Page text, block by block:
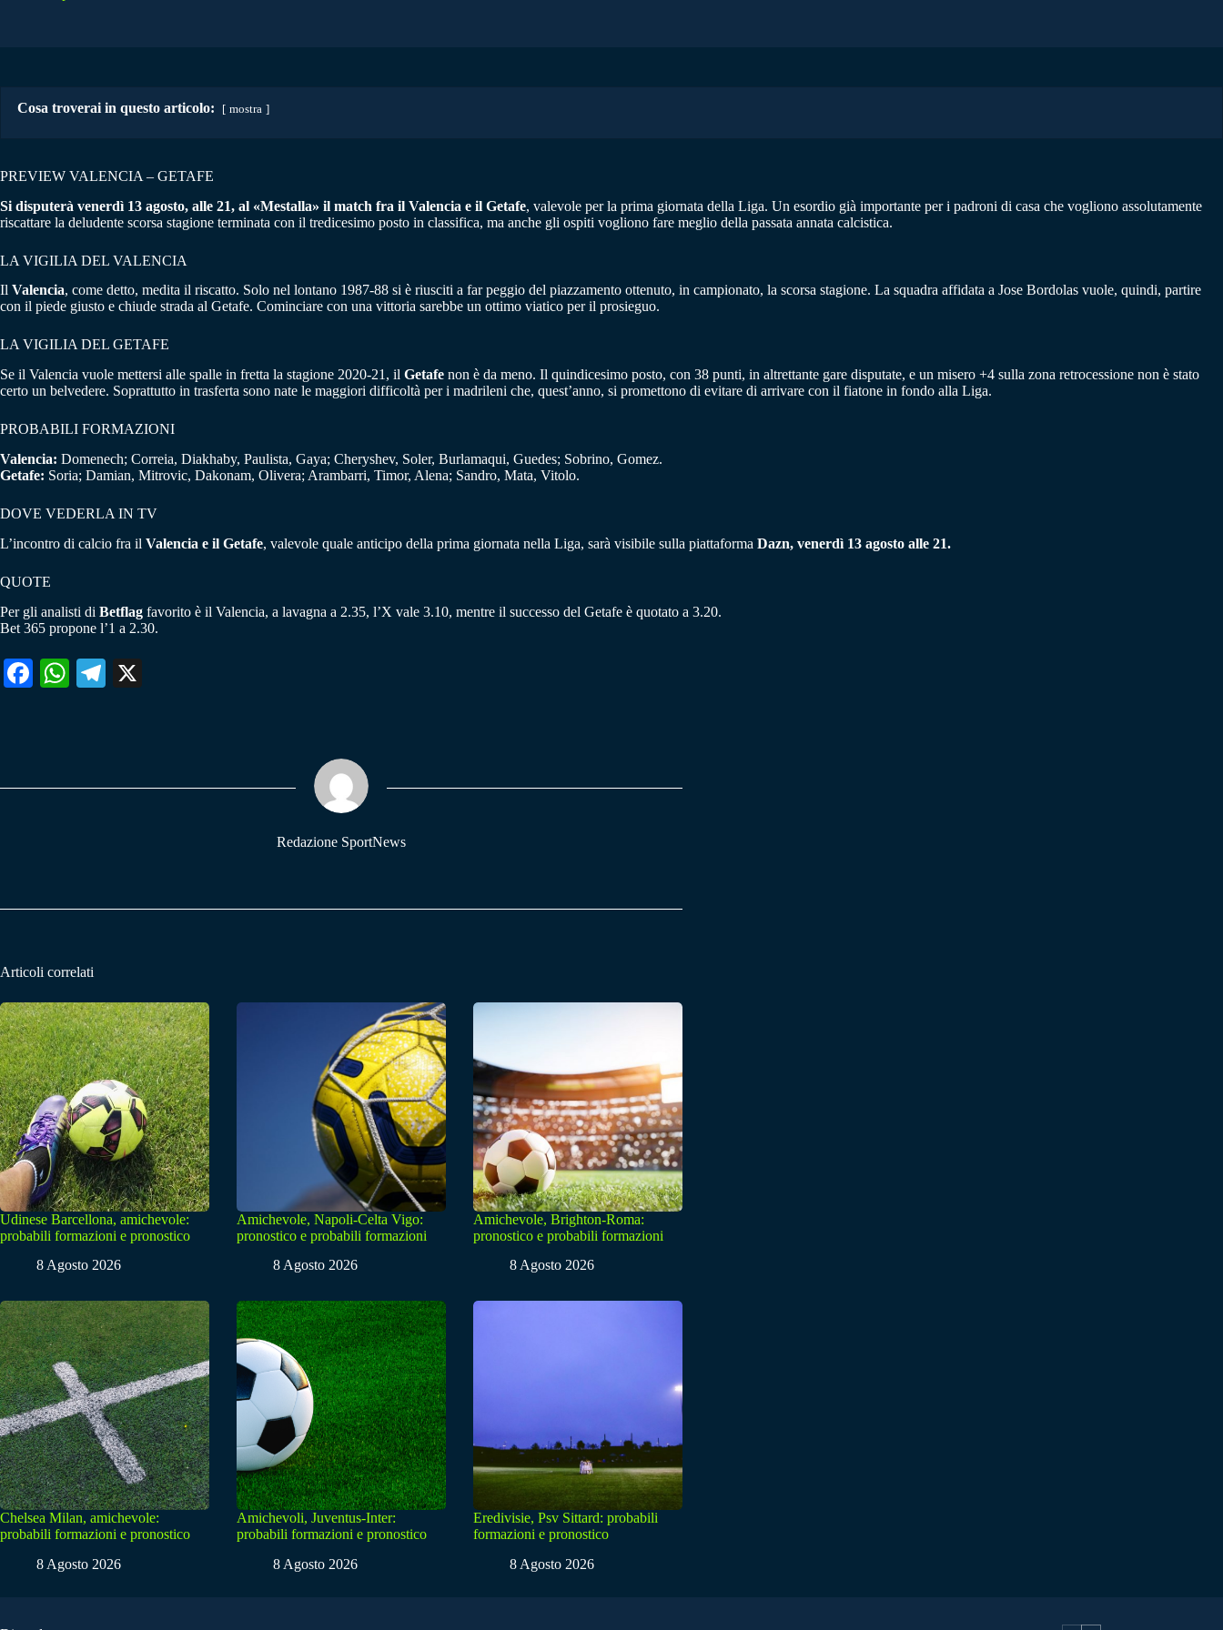
Cosa troverai in questo articolo: mostra
PREVIEW VALENCIA – GETAFE
Si disputerà venerdì 13 agosto, alle 21, al «Mestalla» il match fra il Valencia e il Getafe, valevole per la prima giornata della Liga. Un esordio già importante per i padroni di casa che vogliono assolutamente
riscattare la deludente scorsa stagione terminata con il tredicesimo posto in classifica, ma anche gli ospiti vogliono fare meglio della passata annata calcistica.
LA VIGILIA DEL VALENCIA
Il Valencia, come detto, medita il riscatto. Solo nel lontano 1987-88 si è riusciti a far peggio del piazzamento ottenuto, in campionato, la scorsa stagione. La squadra affidata a Jose Bordolas vuole, quindi, partire
con il piede giusto e chiude strada al Getafe. Cominciare con una vittoria sarebbe un ottimo viatico per il prosieguo.
LA VIGILIA DEL GETAFE
Se il Valencia vuole mettersi alle spalle in fretta la stagione 2020-21, il Getafe non è da meno. Il quindicesimo posto, con 38 punti, in altrettante gare disputate, e un misero +4 sulla zona retrocessione non è stato
certo un belvedere. Soprattutto in trasferta sono nate le maggiori difficoltà per i madrileni che, quest’anno, si promettono di evitare di arrivare con il fiatone in fondo alla Liga.
PROBABILI FORMAZIONI
Valencia: Domenech; Correia, Diakhaby, Paulista, Gaya; Cheryshev, Soler, Burlamaqui, Guedes; Sobrino, Gomez.
Getafe: Soria; Damian, Mitrovic, Dakonam, Olivera; Arambarri, Timor, Alena; Sandro, Mata, Vitolo.
DOVE VEDERLA IN TV
L’incontro di calcio fra il Valencia e il Getafe, valevole quale anticipo della prima giornata nella Liga, sarà visibile sulla piattaforma Dazn, venerdì 13 agosto alle 21.
QUOTE
Per gli analisti di Betflag favorito è il Valencia, a lavagna a 2.35, l’X vale 3.10, mentre il successo del Getafe è quotato a 3.20.
Bet 365 propone l’1 a 2.30.
Fa W
pp
Te
m
Redazione SportNews
Articoli correlati
Udinese Barcellona, amichevole:
probabili formazioni e pronostico
8 Agosto 2026
Amichevole, Napoli-Celta Vigo:
pronostico e probabili formazioni
8 Agosto 2026
Amichevole, Brighton-Roma:
pronostico e probabili formazioni
8 Agosto 2026
Chelsea Milan, amichevole:
probabili formazioni e pronostico
8 Agosto 2026
Amichevoli, Juventus-Inter:
probabili formazioni e pronostico
8 Agosto 2026
Eredivisie, Psv Sittard: probabili
formazioni e pronostico
8 Agosto 2026